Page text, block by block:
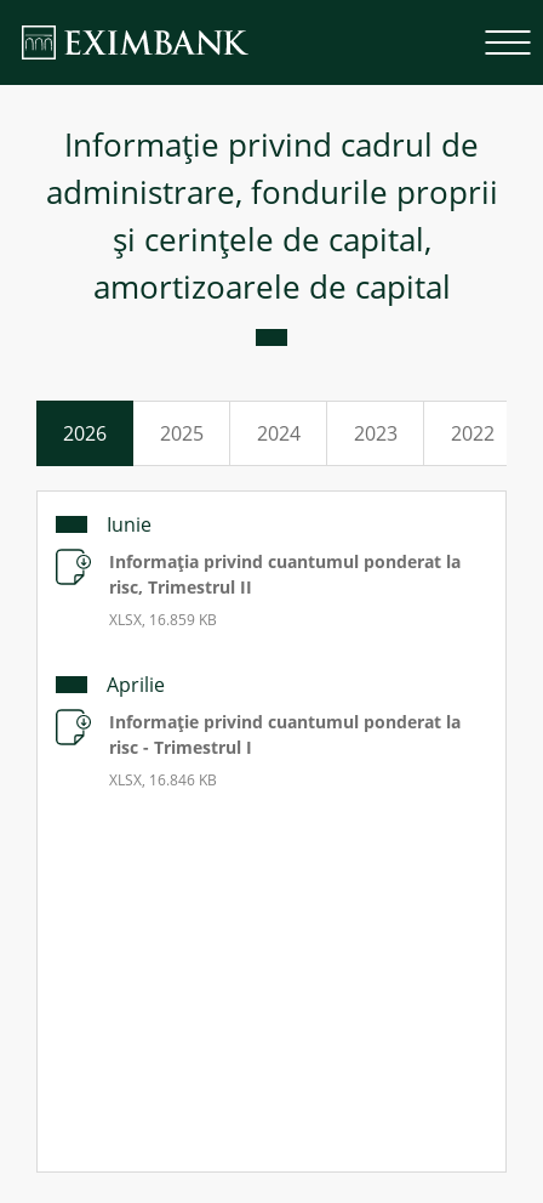
Credite de consum
Informație privind cadrul de
administrare, fondurile proprii
și cerințele de capital,
amortizoarele de capital
2026 2025 2024 2023 2022
Iunie
Informația privind cuantumul ponderat la
risc, Trimestrul II
XLSX, 16.859 KB
Aprilie
Informație privind cuantumul ponderat la
risc - Trimestrul I
XLSX, 16.846 KB